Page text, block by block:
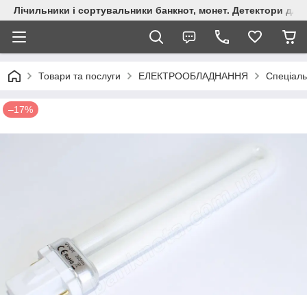
Лічильники і сортувальники банкнот, монет. Детектори для
Товари та послуги ЕЛЕКТРООБЛАДНАННЯ
–17%